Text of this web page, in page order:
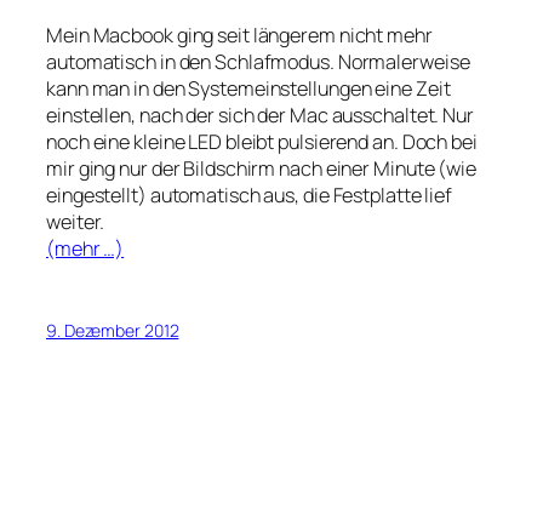
Mein Macbook ging seit längerem nicht mehr
automatisch in den Schlafmodus. Normalerweise
kann man in den Systemeinstellungen eine Zeit
einstellen, nach der sich der Mac ausschaltet. Nur
noch eine kleine LED bleibt pulsierend an. Doch bei
mir ging nur der Bildschirm nach einer Minute (wie
eingestellt) automatisch aus, die Festplatte lief
weiter.
(mehr …)
9. Dezember 2012